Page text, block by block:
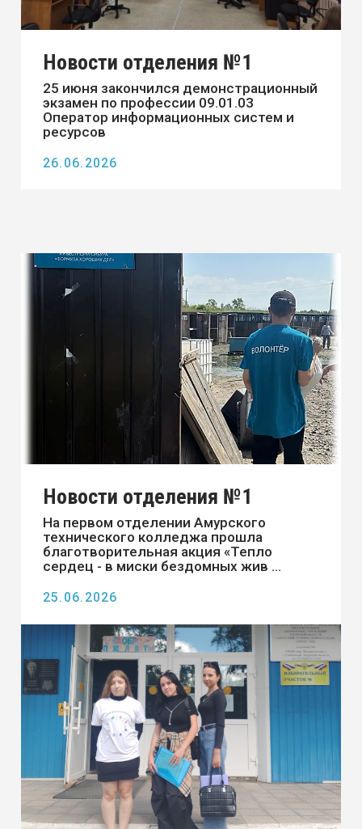
Новости отделения №2
Амбассадоры отделения №2 Амурского
технического колледжа, ФП
«Профессионалитет», принимают
активное участие в «Приемной ...
Новости отделения №2
Лето – горячий сезон для абитуриентов
и их родителей.
Новости отделения №2
Амбассадоры отделения №2 Амурского
технического колледжа, ФП
«Профессионалитет», продолжают
свою работу по популяризации ...
09.07.2026